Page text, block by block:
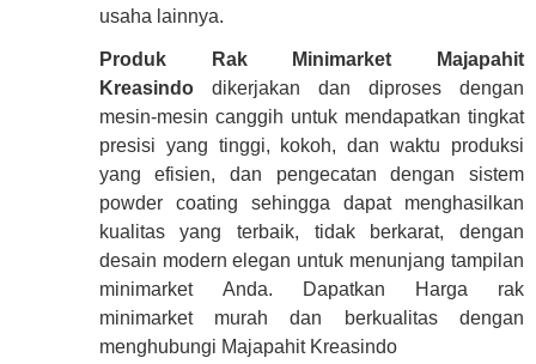
usaha lainnya.
Produk Rak Minimarket Majapahit
Kreasindodikerjakan dan diproses dengan
mesin-mesin canggih untuk mendapatkan tingkat
presisi yang tinggi, kokoh, dan waktu produksi
yang efisien, dan pengecatan dengan sistem
powder coating sehingga dapat menghasilkan
kualitas yang terbaik, tidak berkarat, dengan
desain modern elegan untuk menunjang tampilan
minimarket Anda. Dapatkan Harga rak
minimarket murah dan berkualitas dengan
menghubungi Majapahit Kreasindo